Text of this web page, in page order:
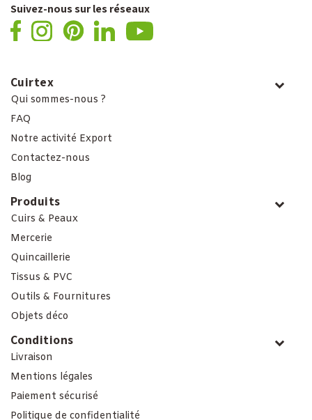
Suivez-nous sur les réseaux
Cuirtex
Qui sommes-nous ?
FAQ
Notre activité Export
Contactez-nous
Blog
Produits
Cuirs & Peaux
Mercerie
Quincaillerie
Tissus & PVC
Outils & Fournitures
Objets déco
Conditions
Livraison
Mentions légales
Paiement sécurisé
Politique de confidentialité